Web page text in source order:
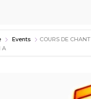
Events
COURS DE CHANT
A